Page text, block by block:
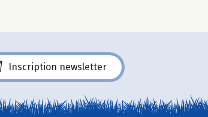
Inscription newsletter